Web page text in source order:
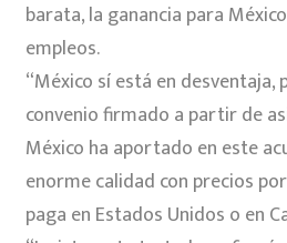
barata, la ganancia para
empleos.
“México sí está en
convenio firmado a partir de
México ha aportado en este
enorme calidad con precios
paga en Estados Unidos o en